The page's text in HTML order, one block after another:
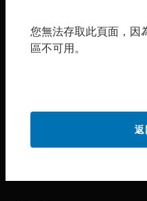
toggle view
您無法存取此頁面，因
區不可用。
返